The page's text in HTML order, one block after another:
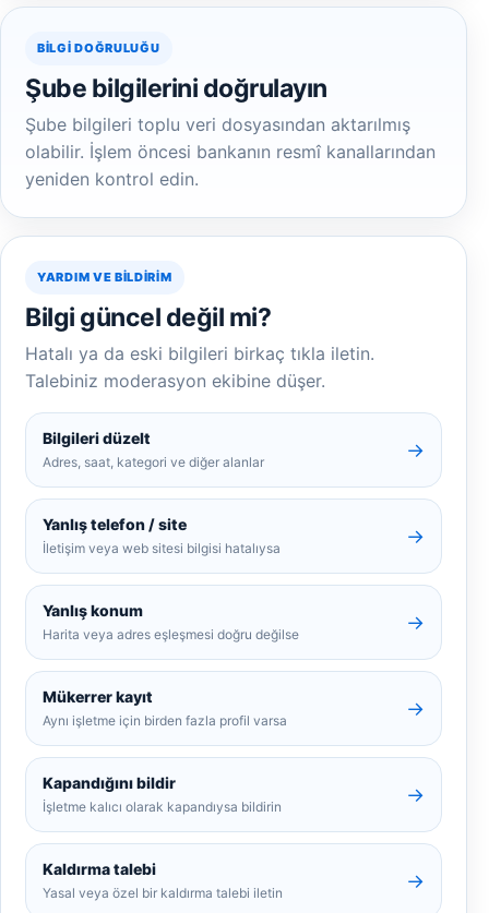
BILGI DOĞRULUĞU
Şube bilgilerini doğrulayın
Şube bilgileri toplu veri dosyasından aktarılmış
olabilir. İşlem öncesi bankanın resmî kanallarından
yeniden kontrol edin.
YARDIM VE BILDIRIM
Bilgi güncel değil mi?
Hatalı ya da eski bilgileri birkaç tıkla iletin.
Talebiniz moderasyon ekibine düşer.
Bilgileri düzelt
Adres, saat, kategori ve diğer alanlar
→
Yanlış telefon / site
İletişim veya web sitesi bilgisi hatalıysa
→
Yanlış konum
Harita veya adres eşleşmesi doğru değilse
→
Mükerrer kayıt
Aynı işletme için birden fazla profil varsa
→
Kapandığını bildir
İşletme kalıcı olarak kapandıysa bildirin
→
Kaldırma talebi
Yasal veya özel bir kaldırma talebi iletin
→